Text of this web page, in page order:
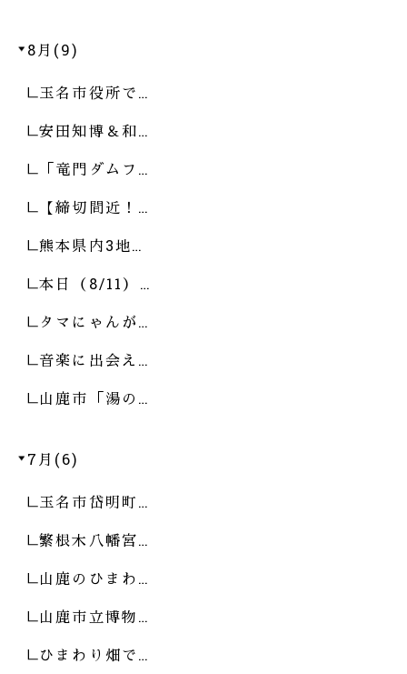
8月(9)
玉名市役所で…
安田知博＆和…
「竜門ダムフ…
【締切間近！…
熊本県内3地…
本日（8/11）…
タマにゃんが…
音楽に出会え…
山鹿市「湯の…
7月(6)
玉名市岱明町…
繁根木八幡宮…
山鹿のひまわ…
山鹿市立博物…
ひまわり畑で…